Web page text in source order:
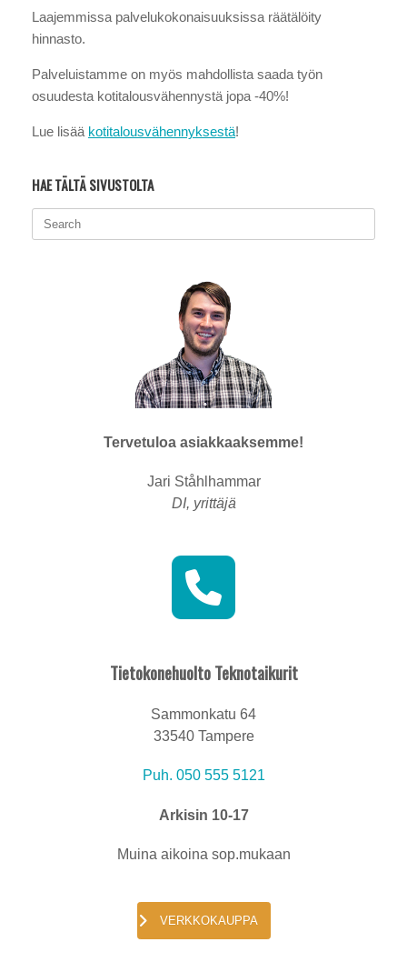
Laajemmissa palvelukokonaisuuksissa räätälöity
hinnasto.
Palveluistamme on myös mahdollista saada työn
osuudesta kotitalousvähennystä jopa -40%!
Lue lisää kotitalousvähennyksestä!
HAE TÄLTÄ SIVUSTOLTA
Search
Tervetuloa asiakkaaksemme!
Jari Ståhlhammar
DI, yrittäjä
Tietokonehuolto Teknotaikurit
Sammonkatu 64
33540 Tampere
Puh. 050 555 5121
Arkisin 10-17
Muina aikoina sop.mukaan
VERKKOKAUPPA